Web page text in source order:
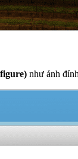
như ảnh